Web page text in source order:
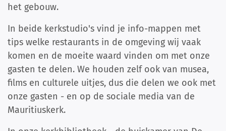
het gebouw.
In beide kerkstudio's vind je info-mappen met
tips welke restaurants in de omgeving wij vaak
komen en de moeite waard vinden om met onze
gasten te delen. We houden zelf ook van musea,
films en culturele uitjes, dus die delen we ook met
onze gasten - en op de sociale media van de
Mauritiuskerk.